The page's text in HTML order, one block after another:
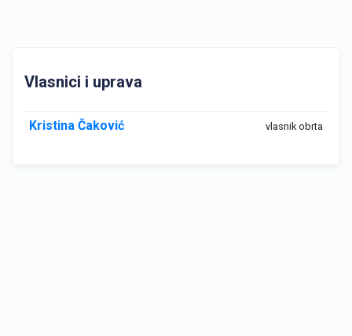
Vlasnici i uprava
Kristina Čaković vlasnik obrta